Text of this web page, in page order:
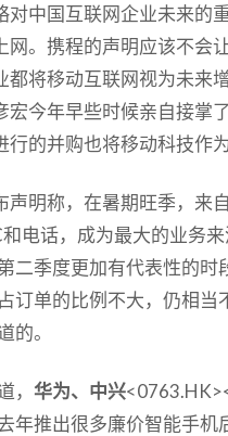
对中国互联网企业未来的
网。携程的声明应该不会
都将移动互联网视为未来
宏今年早些时候亲自接掌
行的并购也将移动科技作
声明称，在暑期旺季，来
电话，成为最大的业务
二季度更加有代表性的
订单的比例不大，仍相
的。
， 华为、中兴
年推出很多廉价智能手